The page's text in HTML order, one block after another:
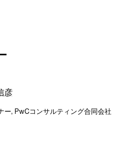
彦
ー, PwCコンサルティング合同会社